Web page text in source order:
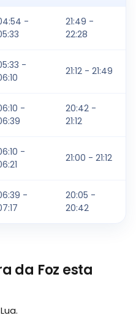
-
21:49 -
22:28
-
21:12 - 21:49
-
20:42 -
21:12
-
21:00 - 21:12
-
20:05 -
20:42
da Foz esta